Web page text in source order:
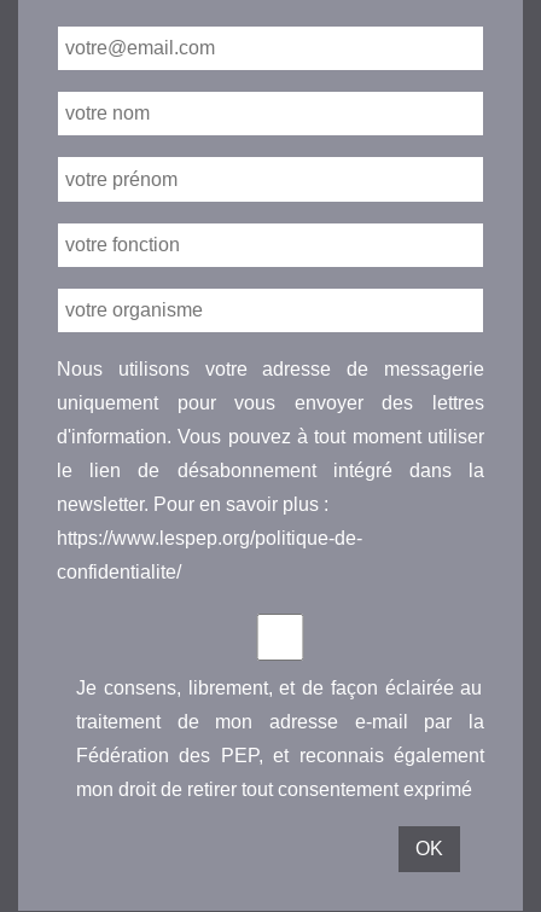
Nous utilisons votre adresse de messagerie
uniquement pour vous envoyer des lettres
d'information. Vous pouvez à tout moment utiliser
le lien de désabonnement intégré dans la
newsletter. Pour en savoir plus :
https://www.lespep.org/politique-de-
confidentialite/
Je consens, librement, et de façon éclairée au
traitement de mon adresse e-mail par la
Fédération des PEP, et reconnais également
mon droit de retirer tout consentement exprimé